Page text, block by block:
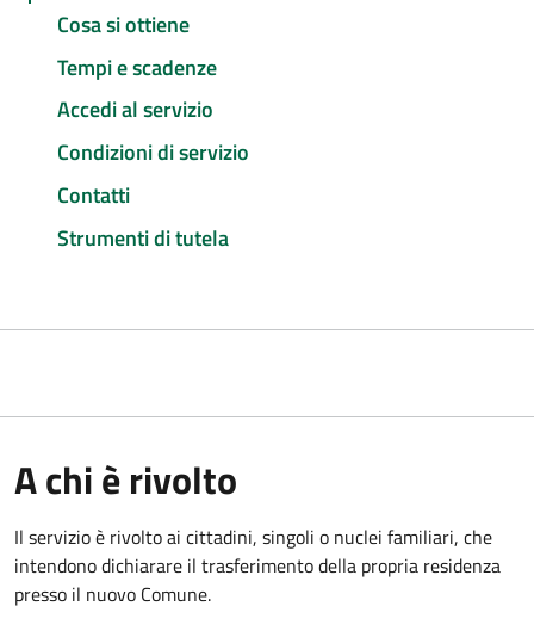
Cosa si ottiene
Tempi e scadenze
Accedi al servizio
Condizioni di servizio
Contatti
Strumenti di tutela
A chi è rivolto
Il servizio è rivolto ai cittadini, singoli o nuclei familiari, che
intendono dichiarare il trasferimento della propria residenza
presso il nuovo Comune.